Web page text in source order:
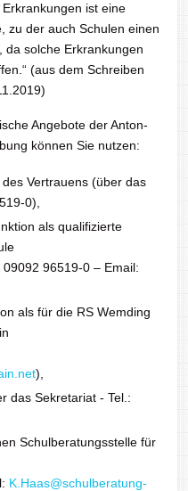
Erkrankungen ist eine
zu der auch Schulen einen
da solche Erkrankungen
(aus dem Schreiben
Angebote der Anton-
können Sie nutzen:
Vertrauens (über das
0),
als qualifizierte
96519-0 – Email:
als für die RS Wemding
),
das Sekretariat - Tel.:
Schulberatungsstelle für
K.Haas@schulberatung-